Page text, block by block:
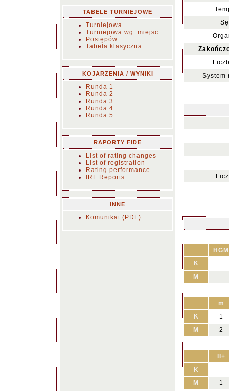
TABELE TURNIEJOWE
Turniejowa
Turniejowa wg. miejsc
Postępów
Tabela klasyczna
KOJARZENIA / WYNIKI
Runda 1
Runda 2
Runda 3
Runda 4
Runda 5
RAPORTY FIDE
List of rating changes
List of registration
Rating performance
IRL Reports
INNE
Komunikat (PDF)
System
HGM
K
M
m
K
1
M
2
II+
K
M
1